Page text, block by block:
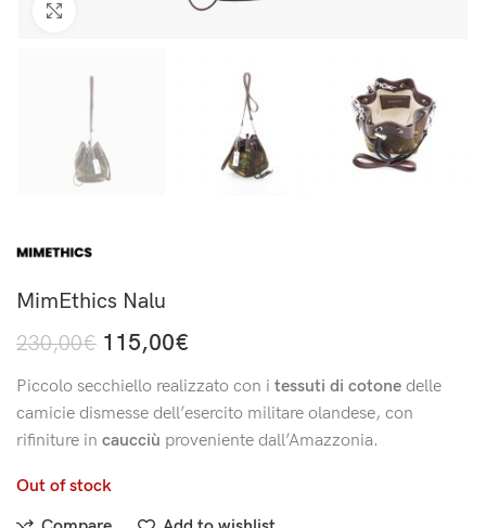
MimEthics Nalu
230,00€ 115,00€
Piccolo secchiello realizzato con i tessuti di cotone delle
camicie dismesse dell’esercito militare olandese, con
rifiniture in caucciù proveniente dall’Amazzonia.
Out of stock